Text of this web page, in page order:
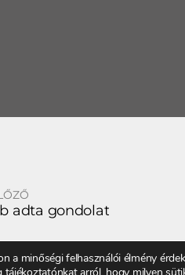
adta gondolat
a minőségi felhasználói élmény